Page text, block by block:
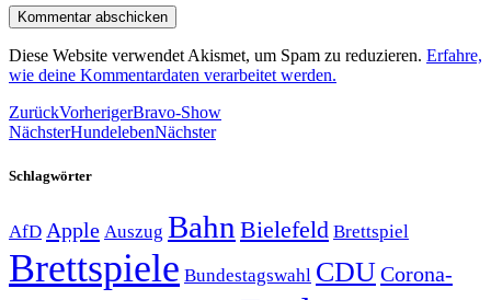
Diese Website verwendet Akismet, um Spam zu reduzieren. Erfahre,
wie deine Kommentardaten verarbeitet werden.
ZurückVorherigerBravo-Show
NächsterHundelebenNächster
Schlagwörter
AfD Apple Auszug Bahn Bielefeld Brettspiel
Brettspiele Bundestagswahl CDUCorona-